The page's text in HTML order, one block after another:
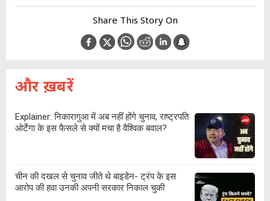
Share This Story On
और ख़बरें
Explainer: निकारागुआ में अब नहीं होंगे चुनाव, राष्ट्रपति
ओर्टेगा के इस फैसले से क्यों मचा है वैश्विक बवाल?
चीन की दखल से चुनाव जीते थे बाइडेन- ट्रंप के इस
आरोप की हवा उनकी अपनी सरकार निकाल चुकी